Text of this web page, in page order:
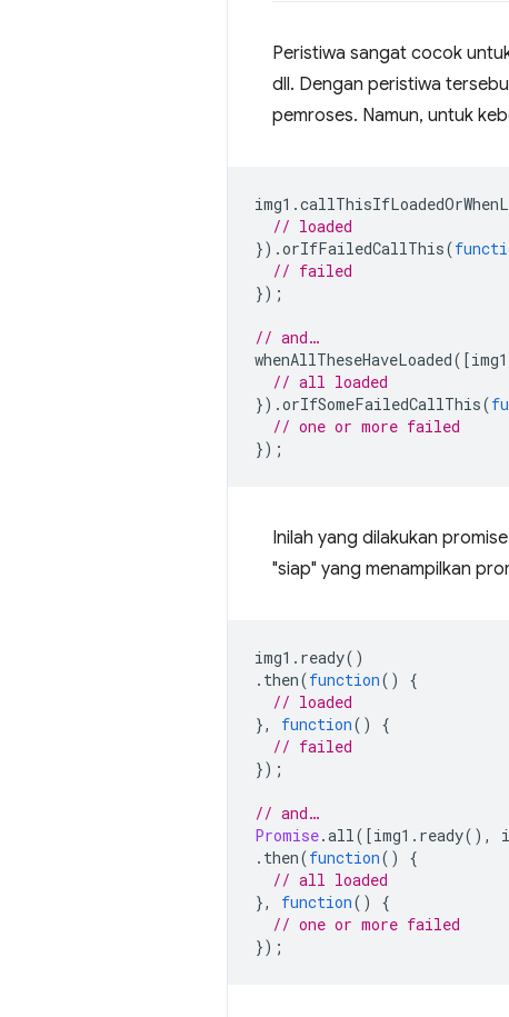
Peristiwa sangat cocok
dll. Dengan peristiwa
pemroses. Namun, untuk
img1 .
// loaded
}).orIfFailedCallThis(
// failed
});
// and…
whenAllTheseHaveLoaded([img1
// all loaded
}).orIfSomeFailedCallThis(
// one or more failed
});
Inilah yang dilakukan
"siap" yang menampilkan
img1 . ready()
. then(function()
{
// loaded
},
function()
{
// failed
});
// and…
Promise.all([img1 . ready(),
. then(function()
{
// all loaded
},
function()
{
// one or more failed
});